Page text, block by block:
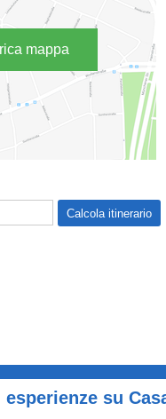
mappa
esperienze su